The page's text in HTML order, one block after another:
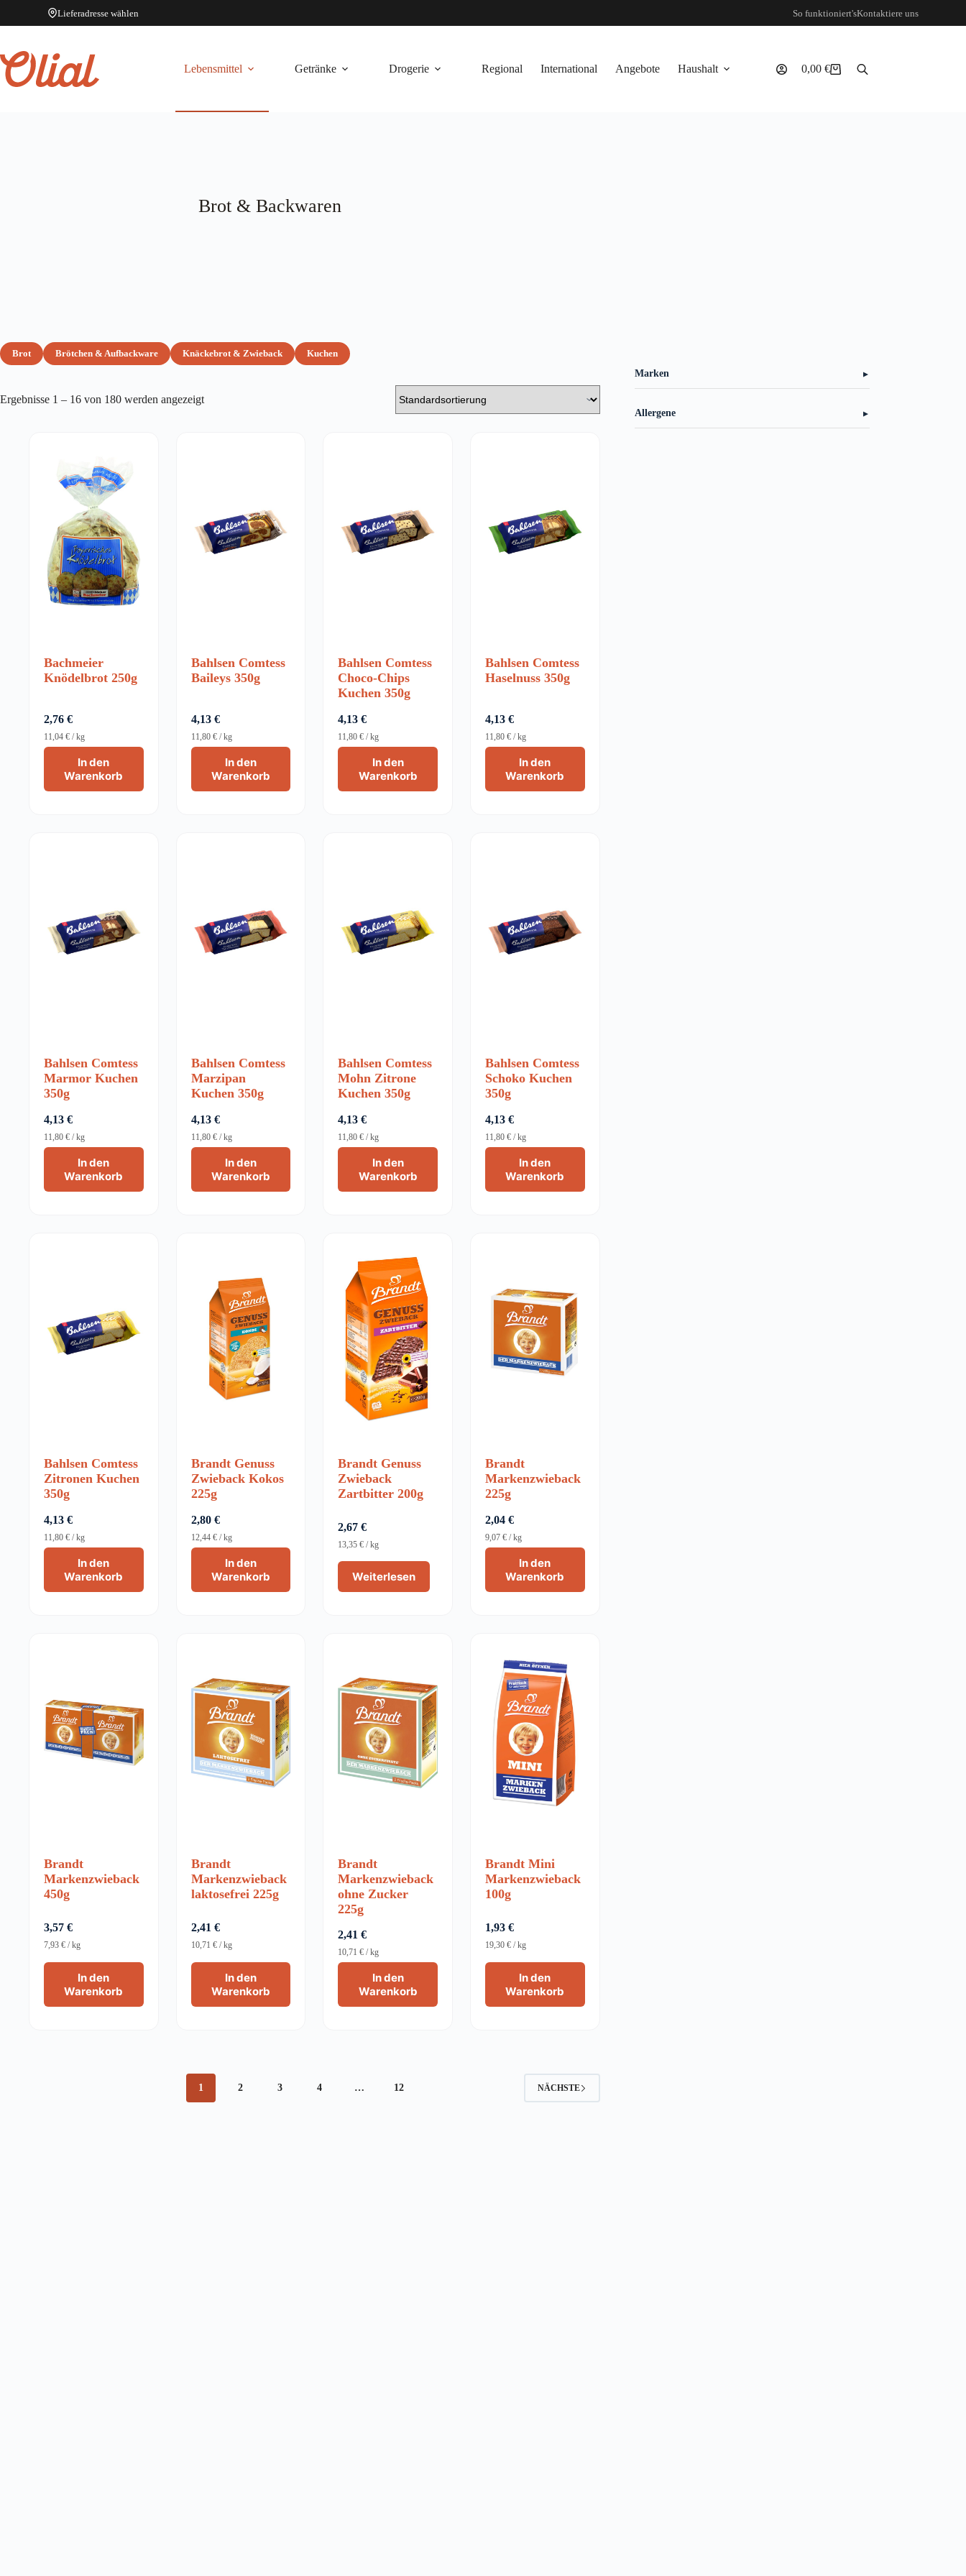
Lieferadresse wählen So funktioniert'sKontaktiere uns
springen
Lebensmittel
Getränke Drogerie Regional International Angebote Haushalt Warenkorb
0,00 €
Brot & Backwaren
Brot Brötchen & Aufbackware Knäckebrot & Zwieback Kuchen
Ergebnisse 1 – 16 von 180 werden angezeigt
Bachmeier
Knödelbrot 250g
2,76 €
In den
Warenkorb
11,04 € /kg
Bahlsen Comtess
Baileys 350g
4,13 €
In den
Warenkorb
11,80 €/kg
Bahlsen Comtess
Choco-Chips
Kuchen 350g
4,13€
In den
Warenkorb
11,80€ /kg
Bahlsen Comtess
Haselnuss 350g
4,13 €
In den
Warenkorb
11,80 €/kg
Bahlsen Comtess
Marmor Kuchen
350g
4,13 €
In den
Warenkorb
11,80 € /kg
Bahlsen Comtess
Marzipan
Kuchen 350g
4,13 €
In den
Warenkorb
11,80 €/kg
Bahlsen Comtess
Mohn Zitrone
Kuchen 350g
4,13€
In den
Warenkorb
11,80€ /kg
Bahlsen Comtess
Schoko Kuchen
350g
4,13 €
In den
Warenkorb
11,80 €/kg
Bahlsen Comtess
Zitronen Kuchen
350g
4,13 €
In den
Warenkorb
11,80 € /kg
Brandt Genuss
Zwieback Kokos
225g
2,80 €
In den
Warenkorb
12,44 €/kg
Brandt Genuss
Zwieback
Zartbitter 200g
2,67€
Weiterlesen
13,35€ /kg
Brandt
Markenzwieback
225g
2,04 €
In den
Warenkorb
9,07 €/kg
Brandt
Markenzwieback
450g
3,57 €
In den
Warenkorb
7,93 € /kg
Brandt
Markenzwieback
laktosefrei 225g
2,41 €
In den
Warenkorb
10,71 €/kg
Brandt
Markenzwieback
ohne Zucker
225g
2,41€
In den
Warenkorb
10,71€ /kg
Brandt Mini
Markenzwieback
100g
1,93 €
In den
Warenkorb
19,30 €/kg
1 2 3 4 … 12 NÄCHSTE
Marken ▼
Allergene ▼